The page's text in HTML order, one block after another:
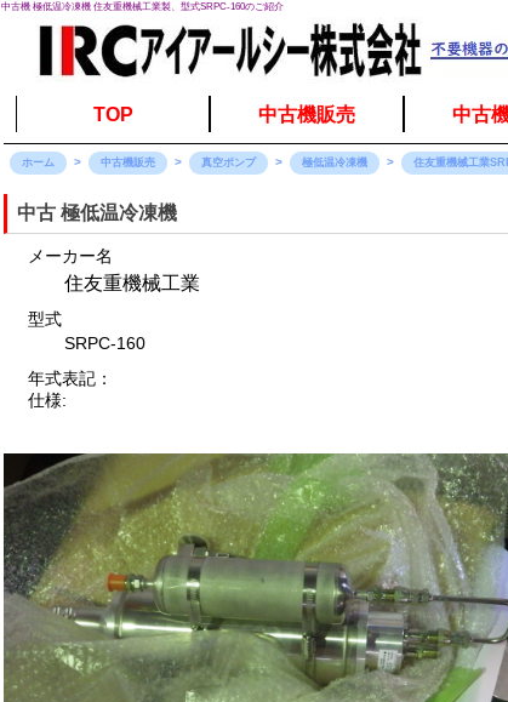
中古機 極低温冷凍機 住友重機械工業製、型式SRPC-160のご紹介
TOP 中古機販売 中古
ホーム 中古機販売 真空ポンプ 極低温冷凍機 住友重機械工業
中古 極低温冷凍機
メーカー名
住友重機械工業
型式
SRPC-160
年式表記：
仕様: